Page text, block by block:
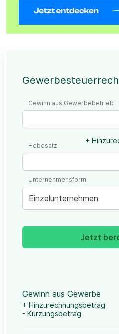
Gewinn aus Gewerbebetrieb
+
Hebesatz
Einzelunternehmen
Unternehmensform
Jetzt
Gewinn aus Gewerbe
+ Hinzurechnungsbetrag
- Kürzungsbetrag